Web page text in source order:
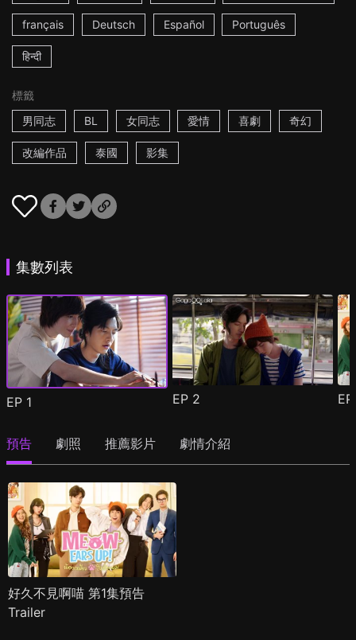
français Deutsch Español Português
हिन्दी
標籤
男同志
BL 女同志 愛情 喜劇 奇幻
改編作品 泰國 影集
集數列表
EP 1 EP 2
預告 劇照 推薦影片 劇情介紹
好久不見啊喵 第1集預告
Trailer